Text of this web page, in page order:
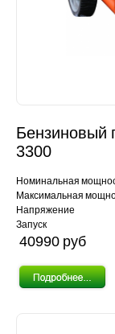
Бензиновый
3300
Номинальная
Максимальная
Напряжение
Запуск
40990 pуб